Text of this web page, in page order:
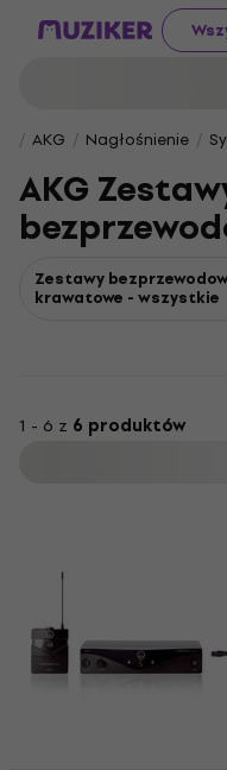
AKG Nagłośnienie
AKG
Zestawy
krawatowe - wszystkie
1 - 6 z 6 produktów